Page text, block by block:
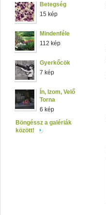
Betegség
15 kép
Mindenféle
112 kép
Gyerkőcök
7 kép
Ín, Izom, Velő
Torna
6 kép
Böngéssz a galériák
között!